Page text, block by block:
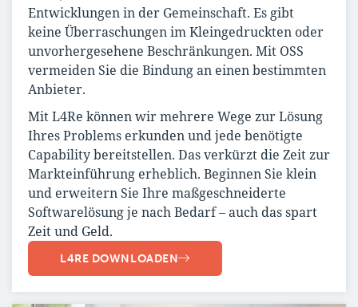
Entwicklungen in der Gemeinschaft. Es gibt
keine Überraschungen im Kleingedruckten oder
unvorhergesehene Beschränkungen. Mit OSS
vermeiden Sie die Bindung an einen bestimmten
Anbieter.
Mit L4Re können wir mehrere Wege zur Lösung
Ihres Problems erkunden und jede benötigte
Capability bereitstellen. Das verkürzt die Zeit zur
Markteinführung erheblich. Beginnen Sie klein
und erweitern Sie Ihre maßgeschneiderte
Softwarelösung je nach Bedarf – auch das spart
Zeit und Geld.
L4RE DOWNLOADEN